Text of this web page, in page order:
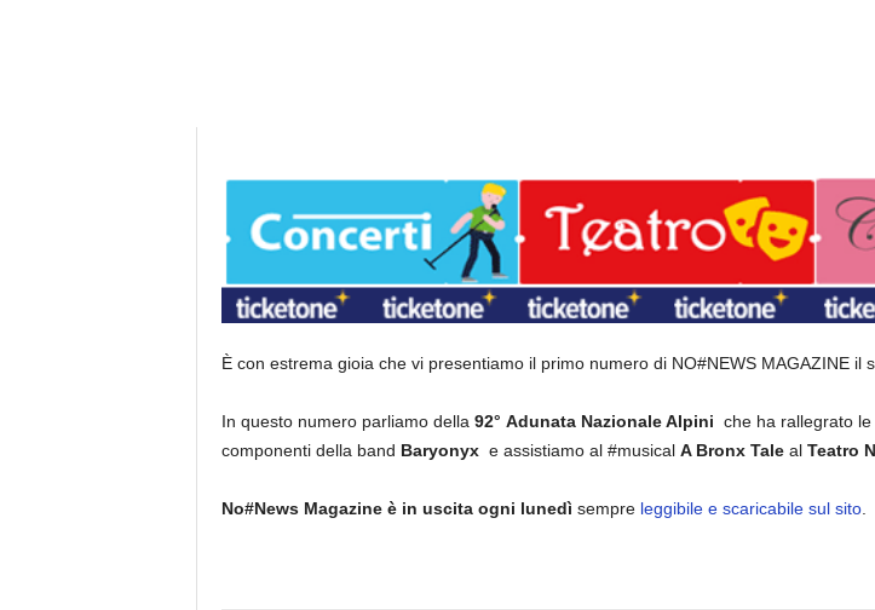
È con estrema gioia che vi presentiamo il primo numero di NO#NEWS MAGAZINE il
In questo numero parliamo della 92° Adunata Nazionale Alpini che ha rallegrato
componenti della band Baryonyx e assistiamo al #musical A Bronx Taleal Teatro
No#News Magazine è in uscita ogni lunedì sempre leggibile e scaricabile sul sito.